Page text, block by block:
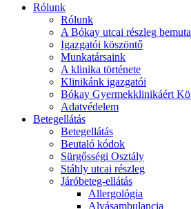
Rólunk
Rólunk
A Bókay utcai részleg
Igazgatói köszöntő
Munkatársaink
A klinika története
Klinikánk igazgatói
Bókay Gyermekklinikáért
Adatvédelem
Betegellátás
Betegellátás
Beutaló kódok
Sürgősségi Osztály
Stáhly utcai részleg
Járóbeteg-ellátás
Allergológia
Alvásambulancia